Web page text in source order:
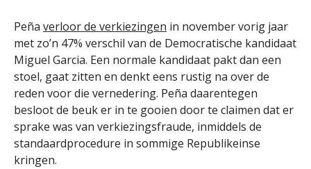
Peña verloor de verkiezingen in november vorig jaar
met zo’n 47% verschil van de Democratische kandidaat
Miguel Garcia. Een normale kandidaat pakt dan een
stoel, gaat zitten en denkt eens rustig na over de
reden voor die vernedering. Peña daarentegen
besloot de beuk er in te gooien door te claimen dat er
sprake was van verkiezingsfraude, inmiddels de
standaardprocedure in sommige Republikeinse
kringen.